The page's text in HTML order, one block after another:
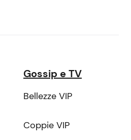
Gossip e TV
Bellezze VIP
Coppie VIP